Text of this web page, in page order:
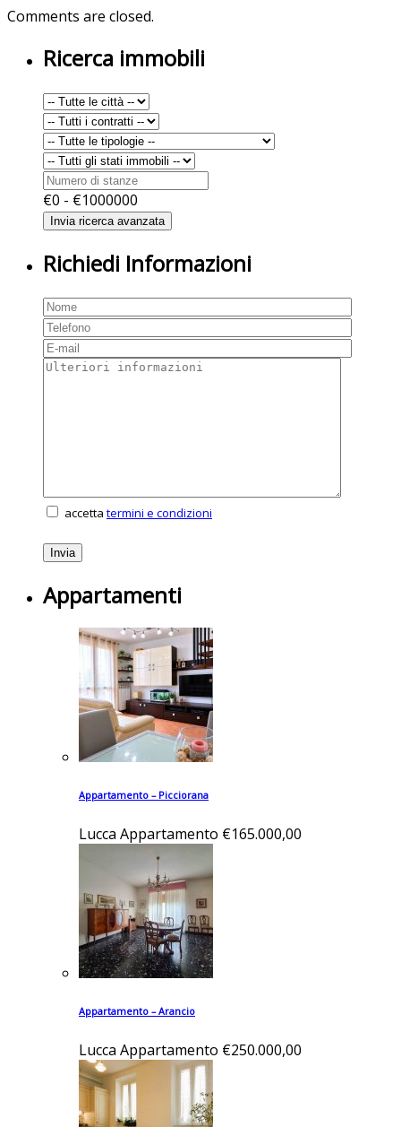
Comments are closed.
Ricerca immobili
€0 - €1000000
Richiedi Informazioni
accetta termini e condizioni
Appartamenti
Appartamento – Picciorana
Lucca Appartamento €165.000,00
Appartamento – Arancio
Lucca Appartamento €250.000,00